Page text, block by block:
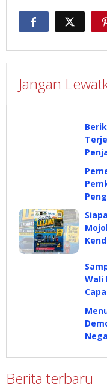
Jangan
Wali
Berita terbaru